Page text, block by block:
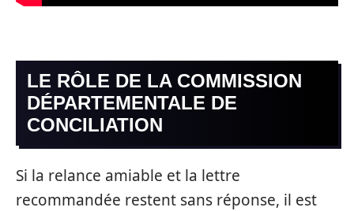
LE RÔLE DE LA COMMISSION
DÉPARTEMENTALE DE
CONCILIATION
Si la relance amiable et la lettre
recommandée restent sans réponse, il est